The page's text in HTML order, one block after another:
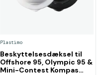
Plastimo
Beskyttelsesdæksel til
Offshore 95, Olympic 95 &
Mini-Contest Kompas